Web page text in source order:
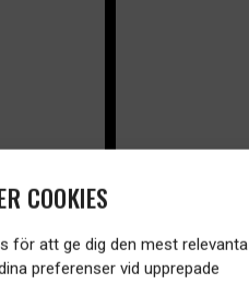
COOKIES
för att ge dig den mest relevanta
preferenser vid upprepade